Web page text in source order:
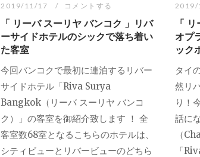
2019/11/17 コメントする
「 リーバ スーリヤ バンコク 」リバ
ーサイドホテルのシックで落ち着い
た客室
今回バンコクで最初に連泊するリバー
サイドホテル「Riva Surya
Bangkok（リーバ スーリヤ バンコ
ク）」の客室を御紹介致します ！ 全
客室数68室となるこちらのホテルは、
シティビューとリバービューのどちら
2019/
「
オプ
ック
タイ
然リ
り！
話に
（
「